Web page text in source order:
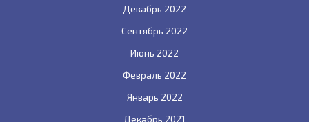
Декабрь 2022
Сентябрь 2022
Июнь 2022
Февраль 2022
Январь 2022
Декабрь 2021